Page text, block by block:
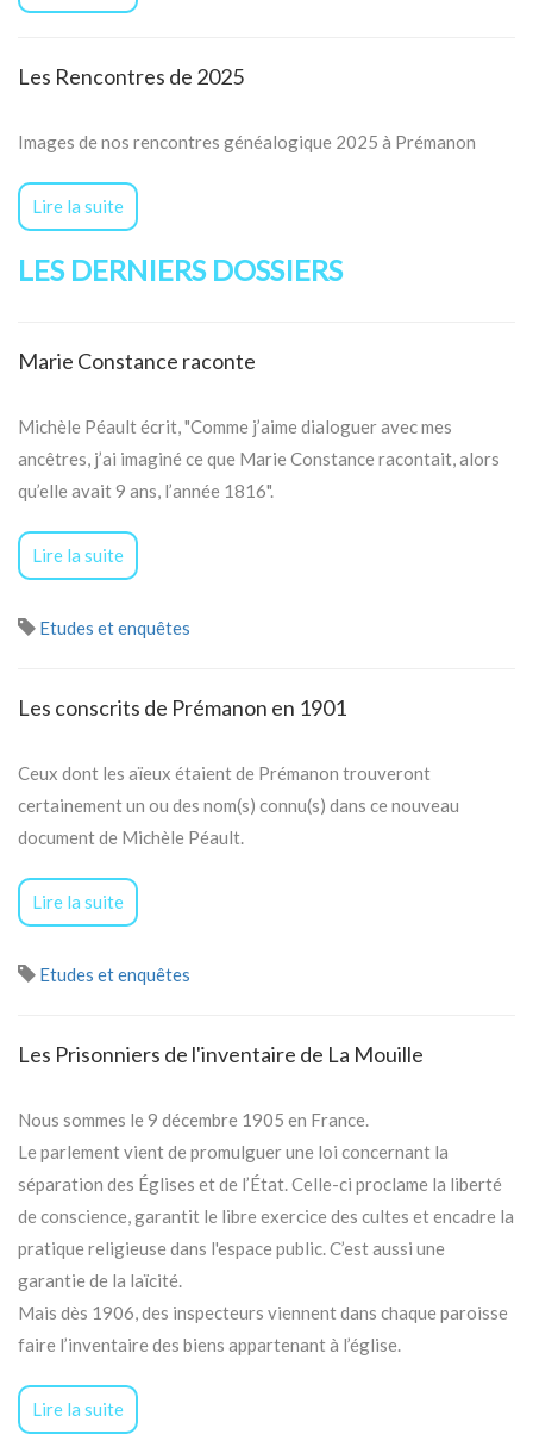
Les Rencontres de 2025
Images de nos rencontres généalogique 2025 à Prémanon
Lire la suite
LES DERNIERS DOSSIERS
Marie Constance raconte
Michèle Péault écrit, "Comme j’aime dialoguer avec mes
ancêtres, j’ai imaginé ce que Marie Constance racontait, alors
qu’elle avait 9 ans, l’année 1816".
Lire la suite
Etudes et enquêtes
Les conscrits de Prémanon en 1901
Ceux dont les aïeux étaient de Prémanon trouveront
certainement un ou des nom(s) connu(s) dans ce nouveau
document de Michèle Péault.
Lire la suite
Etudes et enquêtes
Les Prisonniers de l'inventaire de La Mouille
Nous sommes le 9 décembre 1905 en France.
Le parlement vient de promulguer une loi concernant la
séparation des Églises et de l’État. Celle-ci proclame la liberté
de conscience, garantit le libre exercice des cultes et encadre la
pratique religieuse dans l'espace public. C’est aussi une
garantie de la laïcité.
Mais dès 1906, des inspecteurs viennent dans chaque paroisse
faire l’inventaire des biens appartenant à l’église.
Lire la suite